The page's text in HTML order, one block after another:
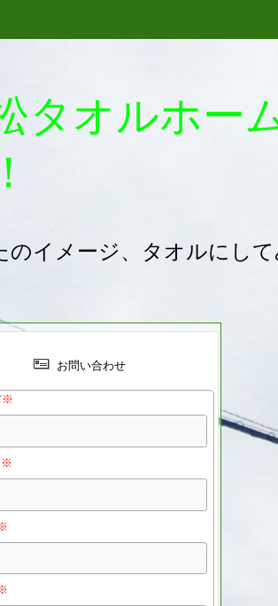
タオルホー
のイメージ、タオルにし
お問い合わせ
※
※